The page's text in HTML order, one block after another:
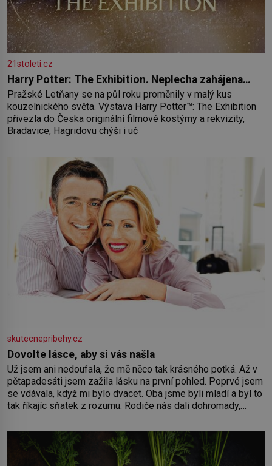
21stoleti.cz
Harry Potter: The Exhibition. Neplecha zahájena…
Pražské Letňany se na půl roku proměnily v malý kus
kouzelnického světa. Výstava Harry Potter™: The Exhibition
přivezla do Česka originální filmové kostýmy a rekvizity,
Bradavice, Hagridovu chýši i uč
skutecnepribehy.cz
Dovolte lásce, aby si vás našla
Už jsem ani nedoufala, že mě něco tak krásného potká. Až v
pětapadesáti jsem zažila lásku na první pohled. Poprvé jsem
se vdávala, když mi bylo dvacet. Oba jsme byli mladí a byl to
tak říkajíc sňatek z rozumu. Rodiče nás dali dohromady,
oběma moc nesvědčilo, brzy jsme zjistili, že